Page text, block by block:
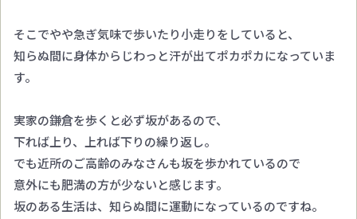
そこでやや急ぎ気味で歩いたり小走りをしていると、
知らぬ間に身体からじわっと汗が出てポカポカになっていま
す。
実家の鎌倉を歩くと必ず坂があるので、
下れば上り、上れば下りの繰り返し。
でも近所のご高齢のみなさんも坂を歩かれているので
意外にも肥満の方が少ないと感じます。
坂のある生活は、知らぬ間に運動になっているのですね。